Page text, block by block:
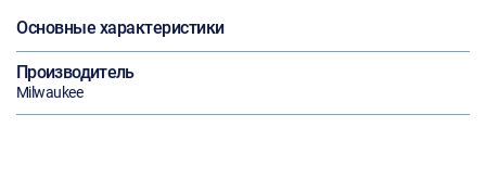
Основные характеристики
Производитель
Milwaukee